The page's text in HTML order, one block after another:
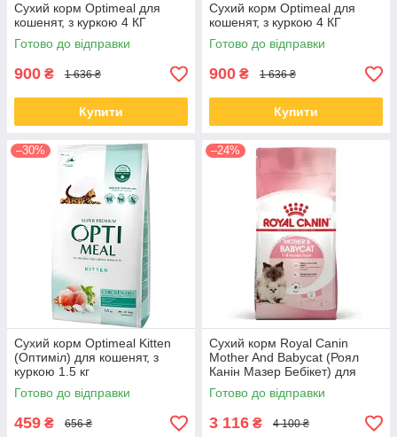
Сухий корм Optimeal для
кошенят, з куркою 4 КГ
Готово до відправки
900 ₴ 1 636 ₴
Купити
Сухий корм Optimeal для
кошенят, з куркою 4 КГ
Готово до відправки
900 ₴ 1 636 ₴
Купити
–30%
Сухий корм Optimeal Kitten
(Оптиміл) для кошенят, з
куркою 1.5 кг
Готово до відправки
459 ₴ 656 ₴
–24%
Сухий корм Royal Canin
Mother And Babycat (Роял
Канін Мазер Бебікет) для
кошенят і кішок 10 КГ
Готово до відправки
3 116 ₴ 4 100 ₴